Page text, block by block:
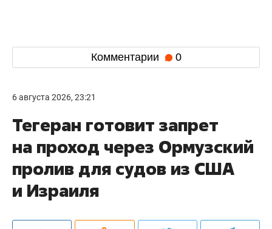
Комментарии 0
6 августа 2026, 23:21
Тегеран готовит запрет
на проход через Ормузский
пролив для судов из США
и Израиля